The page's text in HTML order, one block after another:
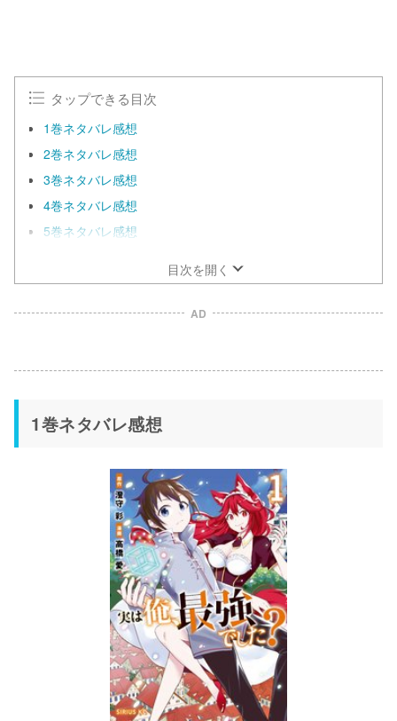
タップできる目次
1巻ネタバレ感想
2巻ネタバレ感想
3巻ネタバレ感想
4巻ネタバレ感想
5巻ネタバレ感想
目次を開く
AD
1巻ネタバレ感想